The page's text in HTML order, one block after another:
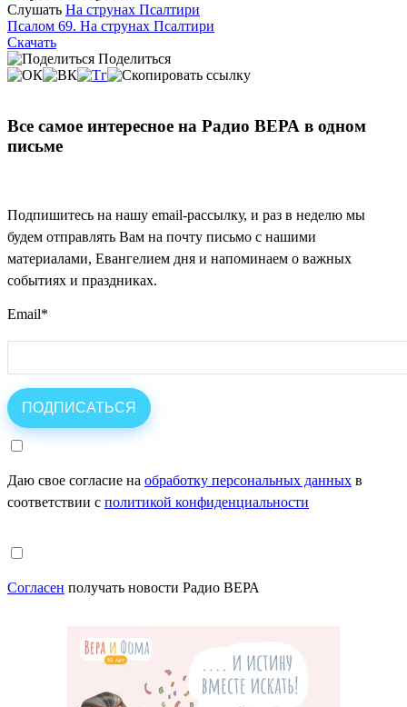
Слушать На струнах Псалтири
Псалом 69. На струнах Псалтири
Скачать
Поделиться
Все самое интересное на Радио ВЕРА в одном
письме
Подпишитесь на нашу email-рассылку, и раз в неделю мы
будем отправлять Вам на почту письмо с нашими
материалами, Евангелием дня и напоминаем о важных
событиях и праздниках.
Email*
Даю свое согласие на обработку персональных данных в
соответствии с политикой конфиденциальности
Согласен получать новости Радио ВЕРА